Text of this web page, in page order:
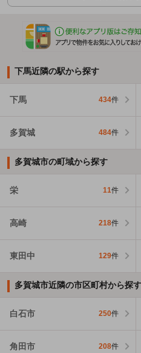
下馬近隣の駅から探す
下馬 434件
多賀城 484件
多賀城市の町域から探す
栄 11件
高崎 218件
東田中 129件
多賀城市近隣の市区町村から探す
白石市 250件
角田市 208件